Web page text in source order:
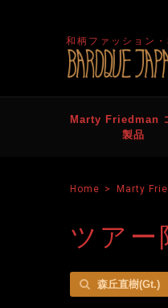
和柄ファッション
Marty Friedman
製品
Home Marty
ツアー
森丘直樹(Gt.)